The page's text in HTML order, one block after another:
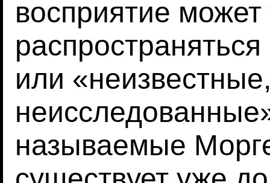
восприятие может
или
называемые